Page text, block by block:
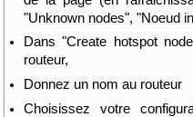
"Unknown nodes", "Noeud
Dans "Create hotspot
routeur,
Donnez un nom au routeur
Choisissez votre